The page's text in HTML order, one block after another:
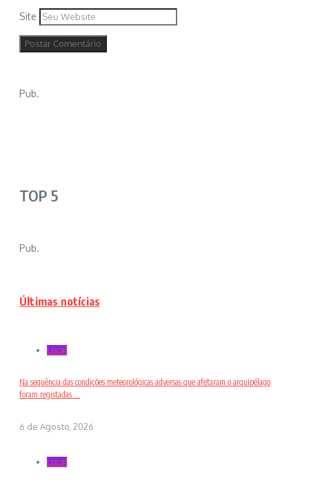
Site
Pub.
TOP 5
Pub.
Últimas notícias
Local
Na sequência das condições meteorológicas adversas que afetaram o arquipélago
foram registadas ...
6 de Agosto, 2026
Local